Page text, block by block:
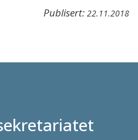
Publisert: 22.11.2018